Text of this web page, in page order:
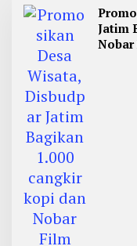
Jatim
Nobar